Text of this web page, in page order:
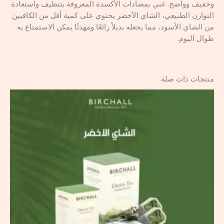
وخفيف وواضح. غني بمضادات الأكسدة المعروفة بتنظيف واستعادة
التوازن الطبيعي، الشاي الأخضر يحتوي على كمية أقل من الكافيين
من الشاي الأسود، مما يجعله بديلاً رائعًا ومهدئًا يمكن الاستمتاع به
طوال اليوم.
منتجات ذات صلة